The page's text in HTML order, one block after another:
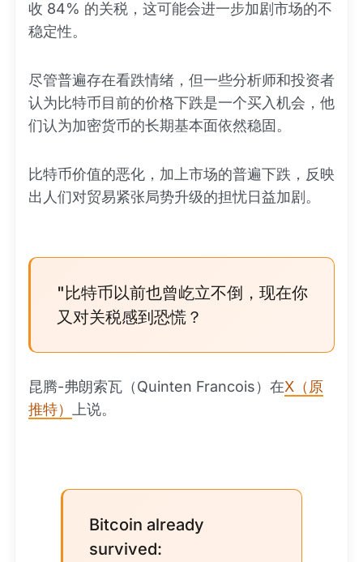
收 84% 的关税，这可能会进一步加剧市场的不
稳定性。
尽管普遍存在看跌情绪，但一些分析师和投资者
认为比特币目前的价格下跌是一个买入机会，他
们认为加密货币的长期基本面依然稳固。
比特币价值的恶化，加上市场的普遍下跌，反映
出人们对贸易紧张局势升级的担忧日益加剧。
"比特币以前也曾屹立不倒，现在你
又对关税感到恐慌？
昆腾-弗朗索瓦（Quinten Francois）在X（原
推特）
上说。
Bitcoin already
survived: